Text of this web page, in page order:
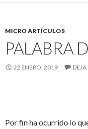
MICRO ARTÍCULOS
PALABRA
22 ENERO, 2019
Por fin ha ocurrido lo